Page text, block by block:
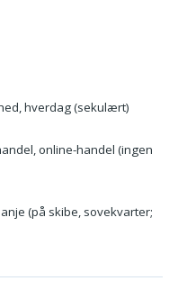
hverdag (sekulært)
online-handel (ingen
(på skibe, sovekvarter;